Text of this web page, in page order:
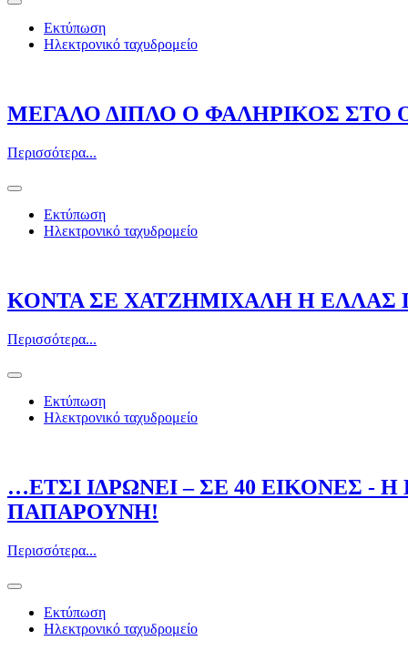
Εκτύπωση
Ηλεκτρονικό ταχυδρομείο
ΜΕΓΑΛΟ ΔΙΠΛΟ Ο ΦΑΛΗΡΙΚΟΣ ΣΤΟ
Περισσότερα...
Εκτύπωση
Ηλεκτρονικό ταχυδρομείο
ΚΟΝΤΑ ΣΕ ΧΑΤΖΗΜΙΧΑΛΗ Η ΕΛΛΑΣ
Περισσότερα...
Εκτύπωση
Ηλεκτρονικό ταχυδρομείο
…ΕΤΣΙ ΙΔΡΩΝΕΙ – ΣΕ 40 ΕΙΚΟΝΕΣ -
ΠΑΠΑΡΟΥΝΗ!
Περισσότερα...
Εκτύπωση
Ηλεκτρονικό ταχυδρομείο